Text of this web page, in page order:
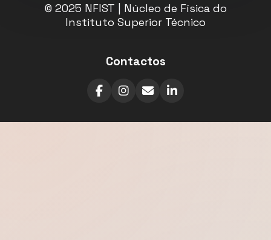
© 2025 NFIST | Núcleo de Física do
Instituto Superior Técnico
Contactos